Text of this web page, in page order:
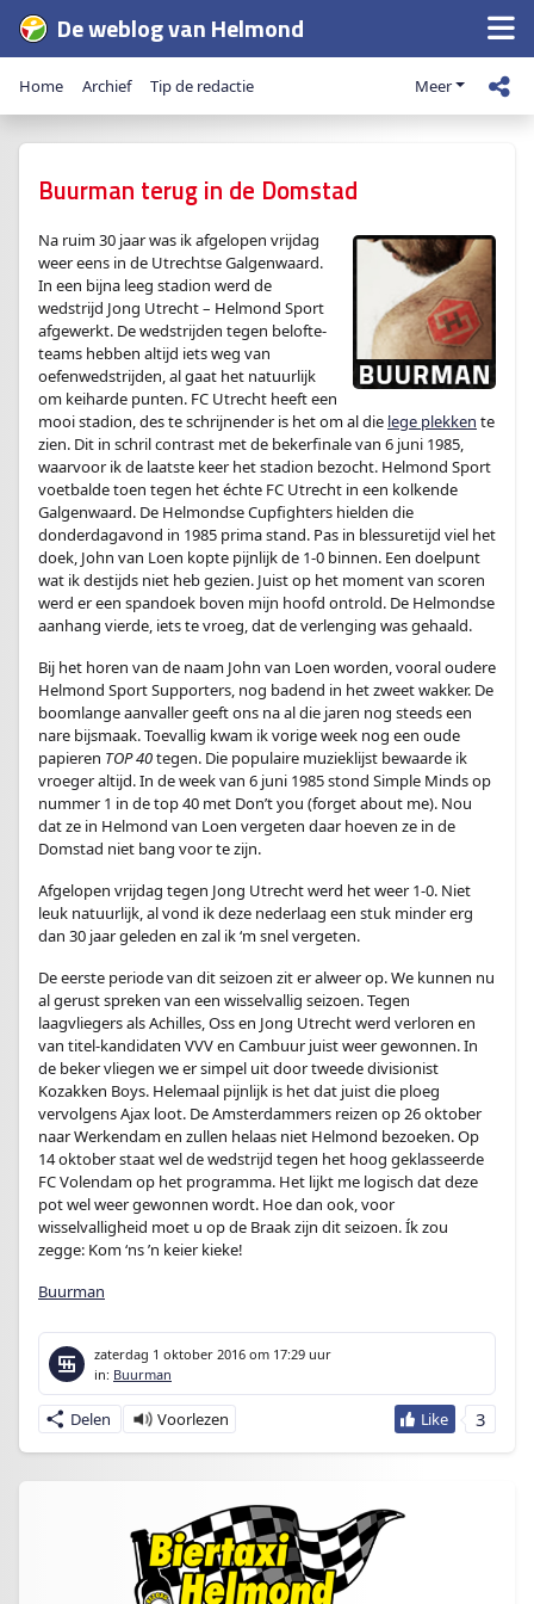
De weblog van Helmond
Home Archief Tip de redactie Meer
Buurman terug in de Domstad
Na ruim 30 jaar was ik afgelopen vrijdag
weer eens in de Utrechtse Galgenwaard.
In een bijna leeg stadion werd de
wedstrijd Jong Utrecht – Helmond Sport
afgewerkt. De wedstrijden tegen belofte-
teams hebben altijd iets weg van
oefenwedstrijden, al gaat het natuurlijk
om keiharde punten. FC Utrecht heeft een
mooi stadion, des te schrijnender is het om al die lege plekken te
zien. Dit in schril contrast met de bekerfinale van 6 juni 1985,
waarvoor ik de laatste keer het stadion bezocht. Helmond Sport
voetbalde toen tegen het échte FC Utrecht in een kolkende
Galgenwaard. De Helmondse Cupfighters hielden die
donderdagavond in 1985 prima stand. Pas in blessuretijd viel het
doek, John van Loen kopte pijnlijk de 1-0 binnen. Een doelpunt
wat ik destijds niet heb gezien. Juist op het moment van scoren
werd er een spandoek boven mijn hoofd ontrold. De Helmondse
aanhang vierde, iets te vroeg, dat de verlenging was gehaald.
Bij het horen van de naam John van Loen worden, vooral oudere
Helmond Sport Supporters, nog badend in het zweet wakker. De
boomlange aanvaller geeft ons na al die jaren nog steeds een
nare bijsmaak. Toevallig kwam ik vorige week nog een oude
papieren TOP 40tegen. Die populaire muzieklijst bewaarde ik
vroeger altijd. In de week van 6 juni 1985 stond Simple Minds op
nummer 1 in de top 40 met Don’t you (forget about me). Nou
dat ze in Helmond van Loen vergeten daar hoeven ze in de
Domstad niet bang voor te zijn.
Afgelopen vrijdag tegen Jong Utrecht werd het weer 1-0. Niet
leuk natuurlijk, al vond ik deze nederlaag een stuk minder erg
dan 30 jaar geleden en zal ik ‘m snel vergeten.
De eerste periode van dit seizoen zit er alweer op. We kunnen nu
al gerust spreken van een wisselvallig seizoen. Tegen
laagvliegers als Achilles, Oss en Jong Utrecht werd verloren en
van titel-kandidaten VVV en Cambuur juist weer gewonnen. In
de beker vliegen we er simpel uit door tweede divisionist
Kozakken Boys. Helemaal pijnlijk is het dat juist die ploeg
vervolgens Ajax loot. De Amsterdammers reizen op 26 oktober
naar Werkendam en zullen helaas niet Helmond bezoeken. Op
14 oktober staat wel de wedstrijd tegen het hoog geklasseerde
FC Volendam op het programma. Het lijkt me logisch dat deze
pot wel weer gewonnen wordt. Hoe dan ook, voor
wisselvalligheid moet u op de Braak zijn dit seizoen. Ík zou
zegge: Kom ‘ns ’n keier kieke!
Buurman
zaterdag 1 oktober 2016 om 17:29 uur
in: Buurman
3
Delen